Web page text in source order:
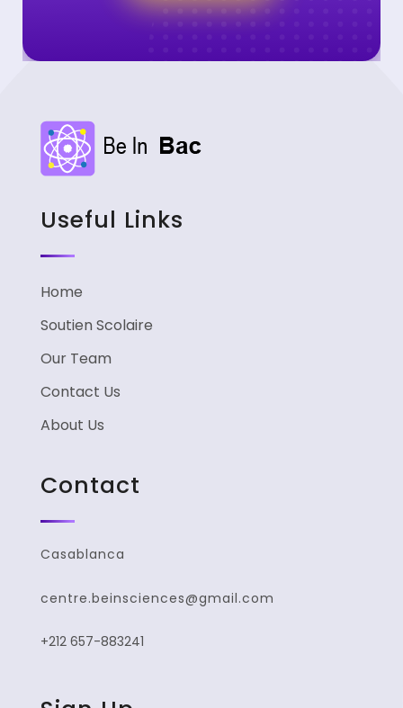
Useful Links
Home
Soutien Scolaire
Our Team
Contact Us
About Us
Contact
Casablanca
centre.beinsciences@gmail.com
+212 657-883241